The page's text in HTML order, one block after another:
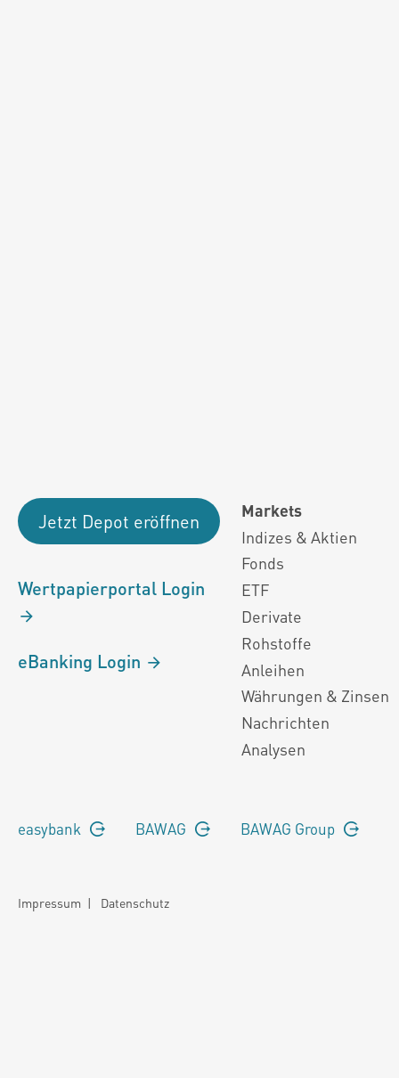
Jetzt Depot eröffnen
Wertpapierportal Login
eBanking Login
Markets
Indizes & Aktien
Fonds
ETF
Derivate
Rohstoffe
Anleihen
Währungen & Zinsen
Nachrichten
Analysen
easybank BAWAG BAWAG Group
Impressum | Datenschutz